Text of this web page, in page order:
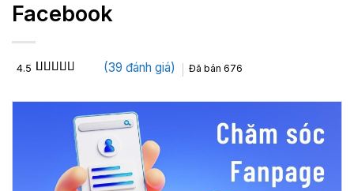
Facebook
4.5
đánh giá
(39 đánh giá) Đã bán 676